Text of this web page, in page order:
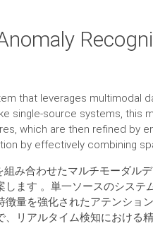
that leverages multimodal
single-source systems,
which are then refined by
by effectively combining
み合わせたマルチモーダル
ます 。単一ソースのシステ
量を強化されたアテンショ
リアルタイム検知における